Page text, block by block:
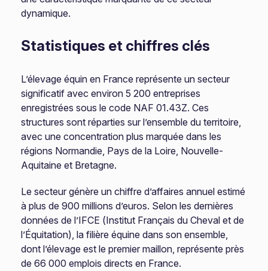
dynamique.
Statistiques et chiffres clés
L’élevage équin en France représente un secteur
significatif avec environ 5 200 entreprises
enregistrées sous le code NAF 01.43Z. Ces
structures sont réparties sur l’ensemble du territoire,
avec une concentration plus marquée dans les
régions Normandie, Pays de la Loire, Nouvelle-
Aquitaine et Bretagne.
Le secteur génère un chiffre d’affaires annuel estimé
à plus de 900 millions d’euros. Selon les dernières
données de l’IFCE (Institut Français du Cheval et de
l’Équitation), la filière équine dans son ensemble,
dont l’élevage est le premier maillon, représente près
de 66 000 emplois directs en France.